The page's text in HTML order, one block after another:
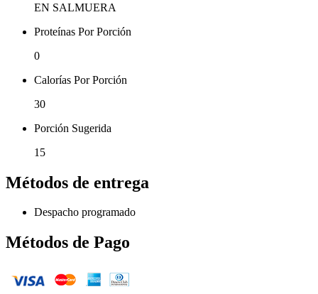
EN SALMUERA
Proteínas Por Porción
0
Calorías Por Porción
30
Porción Sugerida
15
Métodos de entrega
Despacho programado
Métodos de Pago